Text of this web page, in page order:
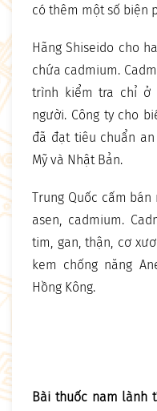
có thêm một số biện
Hãng Shiseido cho
chứa cadmium.
trình kiểm tra chỉ ở
người. Công ty cho
đã đạt tiêu chuẩn
Mỹ và Nhật Bản.
Trung Quốc cấm
asen, cadmium.
tim, gan, thận, cơ
kem chống năng
Hồng Kông.
Bài thuốc nam lành